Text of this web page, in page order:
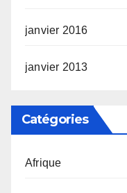
janvier 2016
janvier 2013
Catégories
Afrique